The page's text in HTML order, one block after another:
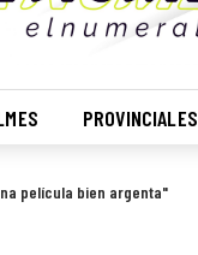
PROVINCIALES
película bien argenta"